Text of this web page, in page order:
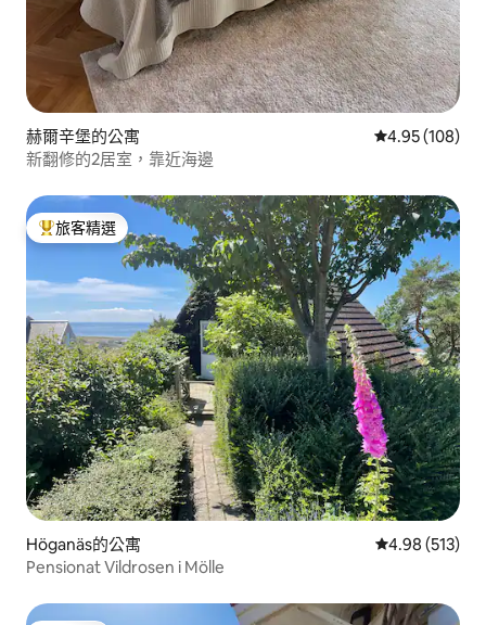
赫爾辛堡的公寓 從 108 則評價
4.95 (108)
新翻修的2居室，靠近海邊
旅客精選榜首
旅客精選
Höganäs的公寓 從 513 則評價
4.98 (513)
Pensionat Vildrosen i Mölle